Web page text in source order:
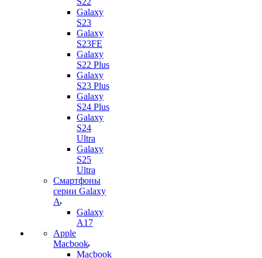
Galaxy
S23
Galaxy
S23FE
Galaxy
S22 Plus
Galaxy
S23 Plus
Galaxy
S24 Plus
Galaxy
S24
Ultra
Galaxy
S25
Ultra
Смартфоны
серии Galaxy
A
Galaxy
A17
Apple
Macbook
Macbook